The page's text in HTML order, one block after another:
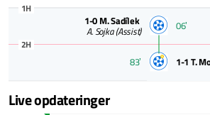
1-0 M. Sadílek
A. Sojka(Assist)
1H
06ʼ
83ʼ
2H
1-1 T.
Live opdateringer